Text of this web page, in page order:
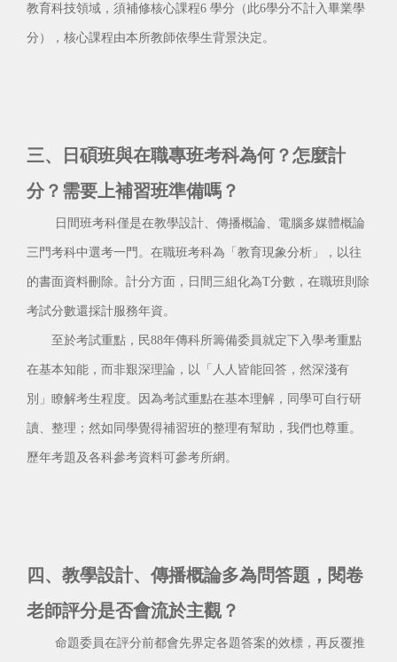
教育科技領域，須補修核心課程6 學分（此6學分不計入畢業學
分），核心課程由本所教師依學生背景決定。
三、日碩班與在職專班考科為何？怎麼計
分？需要上補習班準備嗎？
日間班考科僅是在教學設計、傳播概論、電腦多媒體概論
三門考科中選考一門。在職班考科為「教育現象分析」，以往
的書面資料刪除。計分方面，日間三組化為T分數，在職班則除
考試分數還採計服務年資。
至於考試重點，民88年傳科所籌備委員就定下入學考重點
在基本知能，而非艱深理論，以「人人皆能回答，然深淺有
別」瞭解考生程度。因為考試重點在基本理解，同學可自行研
讀、整理；然如同學覺得補習班的整理有幫助，我們也尊重。
歷年考題及各科參考資料可參考所網。
四、教學設計、傳播概論多為問答題，閱卷
老師評分是否會流於主觀？
命題委員在評分前都會先界定各題答案的效標，再反覆推